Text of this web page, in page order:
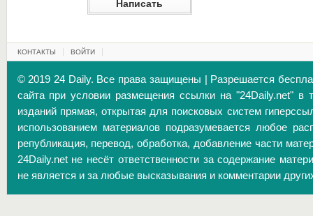
КОНТАКТЫ ВОЙТИ
© 2019 24 Daily. Все права защищены | Разрешается
сайта при условии размещения ссылки на "24Daily.net" в
изданий прямая, открытая для поисковых систем
использованием материалов подразумевается любое
републикация, перевод, обработка, добавление части
24Daily.net не несёт ответственности за содержание
не является и за любые высказывания и комментарии